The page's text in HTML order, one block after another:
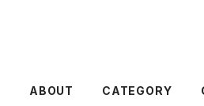
ABOUT CATEGORY